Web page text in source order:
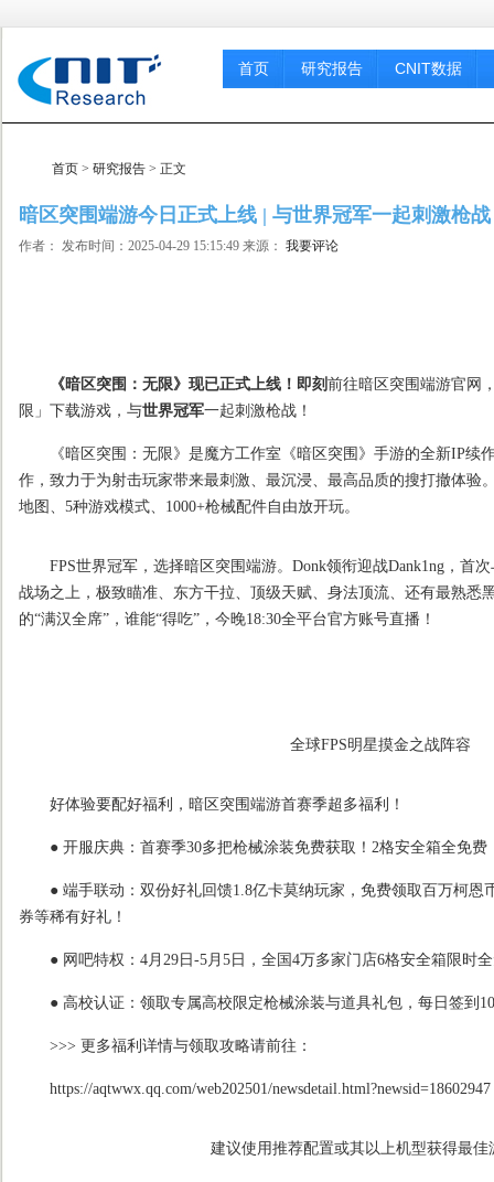
首页 研究报告 CNIT数据
首页 > 研究报告 > 正文
暗区突围端游今日正式上线 | 与世界冠军一起刺激枪
作者： 发布时间：2025-04-29 15:15:49 来源： 我要评论
《暗区突围：无限》现已正式上线！即刻 前往暗区突围端游官网
限」下载游戏，与世界冠军一起刺激枪战！
《暗区突围：无限》是魔方工作室《暗区突围》手游的全新IP续
作，致力于为射击玩家带来最刺激、最沉浸、最高品质的搜打撤体验
地图、5种游戏模式、1000+枪械配件自由放开玩。
FPS世界冠军，选择暗区突围端游。Donk领衔迎战Dank1ng，首次
战场之上，极致瞄准、东方干拉、顶级天赋、身法顶流、还有最熟悉
的“满汉全席”，谁能“得吃”，今晚18:30全平台官方账号直播！
全球FPS明星摸金之战阵容
好体验要配好福利，暗区突围端游首赛季超多福利！
● 开服庆典：首赛季30多把枪械涂装免费获取！2格安全箱全免费
● 端手联动：双份好礼回馈1.8亿卡莫纳玩家，免费领取百万柯恩
券等稀有好礼！
● 网吧特权：4月29日-5月5日，全国4万多家门店6格安全箱限时全
● 高校认证：领取专属高校限定枪械涂装与道具礼包，每日签到
>>> 更多福利详情与领取攻略请前往：
https://aqtwwx.qq.com/web202501/newsdetail.html?newsid=18602947
建议使用推荐配置或其以上机型获得最佳